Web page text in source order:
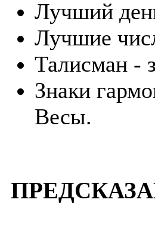
Лучший
Лучшие
Талисман -
Знаки
Весы.